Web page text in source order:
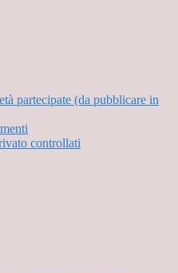
partecipate (da pubblicare in
controllati